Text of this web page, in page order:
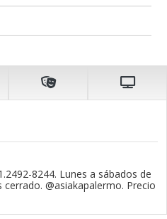
8244. Lunes a sábados de
@asiakapalermo. Precio